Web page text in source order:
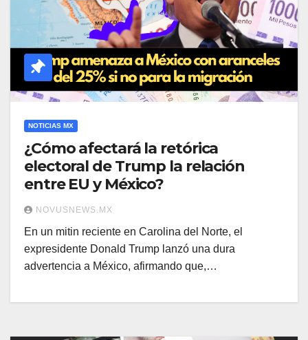
NOTICIAS MX
¿Cómo afectará la retórica
electoral de Trump la relación
entre EU y México?
NOVUSNEWS.MX
En un mitin reciente en Carolina del Norte, el
expresidente Donald Trump lanzó una dura
advertencia a México, afirmando que,…